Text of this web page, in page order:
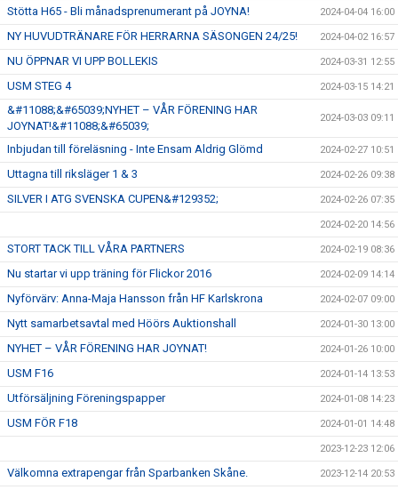
Stötta H65 - Bli månadsprenumerant på JOYNA! 2024-04-04 16:00
NY HUVUDTRÄNARE FÖR HERRARNA SÄSONGEN 24/25! 2024-04-02 16:57
NU ÖPPNAR VI UPP BOLLEKIS 2024-03-31 12:55
USM STEG 4 2024-03-15 14:21
&#11088;&#65039;NYHET – VÅR FÖRENING HAR
JOYNAT!&#11088;&#65039;
2024-03-03 09:11
Inbjudan till föreläsning - Inte Ensam Aldrig Glömd 2024-02-27 10:51
Uttagna till riksläger 1 & 3 2024-02-26 09:38
SILVER I ATG SVENSKA CUPEN&#129352; 2024-02-26 07:35
2024-02-20 14:56
STORT TACK TILL VÅRA PARTNERS 2024-02-19 08:36
Nu startar vi upp träning för Flickor 2016 2024-02-09 14:14
Nyförvärv: Anna-Maja Hansson från HF Karlskrona 2024-02-07 09:00
Nytt samarbetsavtal med Höörs Auktionshall 2024-01-30 13:00
NYHET – VÅR FÖRENING HAR JOYNAT! 2024-01-26 10:00
USM F16 2024-01-14 13:53
Utförsäljning Föreningspapper 2024-01-08 14:23
USM FÖR F18 2024-01-01 14:48
2023-12-23 12:06
Välkomna extrapengar från Sparbanken Skåne. 2023-12-14 20:53